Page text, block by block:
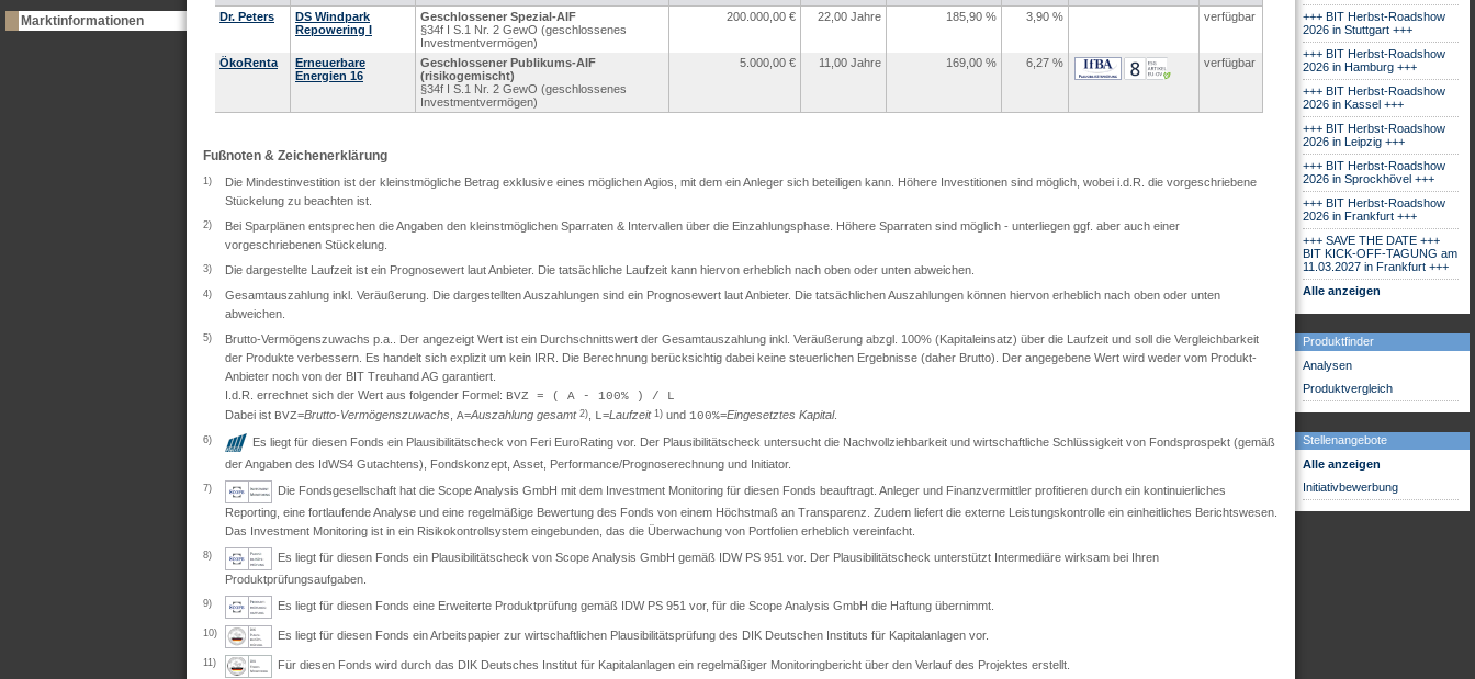
Marktinformationen
+++ BIT Herbst-Roadshow
2026 in Stuttgart +++
+++ BIT Herbst-Roadshow
2026 in Hamburg +++
+++ BIT Herbst-Roadshow
2026 in Kassel +++
+++ BIT Herbst-Roadshow
2026 in Leipzig +++
+++ BIT Herbst-Roadshow
2026 in Sprockhövel +++
+++ BIT Herbst-Roadshow
2026 in Frankfurt +++
+++ SAVE THE DATE +++
BIT KICK-OFF-TAGUNG am
11.03.2027 in Frankfurt +++
Alle anzeigen
Produktfinder
Analysen
Produktvergleich
Stellenangebote
Alle anzeigen
Initiativbewerbung
Dr. Peters
DS Windpark
Repowering I
Geschlossener Spezial-AIF
§34f I S.1 Nr. 2 GewO (geschlossenes
Investmentvermögen)
200.000,00 € 22,00 Jahre 185,90 % 3,90 % verfügbar
ÖkoRenta
Erneuerbare
Energien 16
Geschlossener Publikums-AIF
(risikogemischt)
§34f I S.1 Nr. 2 GewO (geschlossenes
Investmentvermögen)
5.000,00 € 11,00 Jahre 169,00 % 6,27 % verfügbar
Fußnoten & Zeichenerklärung
1)
Die Mindestinvestition ist der kleinstmögliche Betrag exklusive eines möglichen Agios, mit dem ein Anleger sich beteiligen kann. Höhere Investitionen sind möglich, wobei i.d.R. die vorgeschriebene
Stückelung zu beachten ist.
2)
Bei Sparplänen entsprechen die Angaben den kleinstmöglichen Sparraten & Intervallen über die Einzahlungsphase. Höhere Sparraten sind möglich - unterliegen ggf. aber auch einer
vorgeschriebenen Stückelung.
3) Die dargestellte Laufzeit ist ein Prognosewert laut Anbieter. Die tatsächliche Laufzeit kann hiervon erheblich nach oben oder unten abweichen.
4)
Gesamtauszahlung inkl. Veräußerung. Die dargestellten Auszahlungen sind ein Prognosewert laut Anbieter. Die tatsächlichen Auszahlungen können hiervon erheblich nach oben oder unten
abweichen.
5)
Brutto-Vermögenszuwachs p.a.. Der angezeigt Wert ist ein Durchschnittswert der Gesamtauszahlung inkl. Veräußerung abzgl. 100% (Kapitaleinsatz) über die Laufzeit und soll die Vergleichbarkeit
der Produkte verbessern. Es handelt sich explizit um kein IRR. Die Berechnung berücksichtig dabei keine steuerlichen Ergebnisse (daher Brutto). Der angegebene Wert wird weder vom Produkt-
Anbieter noch von der BIT Treuhand AG garantiert.
I.d.R. errechnet sich der Wert aus folgender Formel: BVZ = ( A - 100% ) / L
Dabei ist BVZ=Brutto-Vermögenszuwachs A=Auszahlung gesamt2) L=Laufzeit1) und 100%=Eingesetztes Kapital.
6)
Es liegt für diesen Fonds ein Plausibilitätscheck von Feri EuroRating vor. Der Plausibilitätscheck untersucht die Nachvollziehbarkeit und wirtschaftliche Schlüssigkeit von Fondsprospekt (gemäß
der Angaben des IdWS4 Gutachtens), Fondskonzept, Asset, Performance/Prognoserechnung und Initiator.
7)
Die Fondsgesellschaft hat die Scope Analysis GmbH mit dem Investment Monitoring für diesen Fonds beauftragt. Anleger und Finanzvermittler profitieren durch ein kontinuierliches
Reporting, eine fortlaufende Analyse und eine regelmäßige Bewertung des Fonds von einem Höchstmaß an Transparenz. Zudem liefert die externe Leistungskontrolle ein einheitliches Berichtswesen.
Das Investment Monitoring ist in ein Risikokontrollsystem eingebunden, das die Überwachung von Portfolien erheblich vereinfacht.
8)
Es liegt für diesen Fonds ein Plausibilitätscheck von Scope Analysis GmbH gemäß IDW PS 951 vor. Der Plausibilitätscheck unterstützt Intermediäre wirksam bei Ihren
Produktprüfungsaufgaben.
9) Es liegt für diesen Fonds eine Erweiterte Produktprüfung gemäß IDW PS 951 vor, für die Scope Analysis GmbH die Haftung übernimmt.
10) Es liegt für diesen Fonds ein Arbeitspapier zur wirtschaftlichen Plausibilitätsprüfung des DIK Deutschen Instituts für Kapitalanlagen vor.
11) Für diesen Fonds wird durch das DIK Deutsches Institut für Kapitalanlagen ein regelmäßiger Monitoringbericht über den Verlauf des Projektes erstellt.